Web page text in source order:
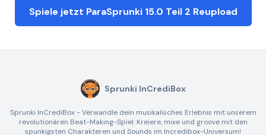
Spiele jetzt ParaSprunki 15.0 Teil 2 Reupload
Sprunki InCrediBox
Sprunki InCrediBox - Verwandle dein musikalisches Erlebnis mit unserem
revolutionären Beat-Making-Spiel. Kreiere, mixe und groove mit den
spunkigsten Charakteren und Sounds im Incredibox-Universum!